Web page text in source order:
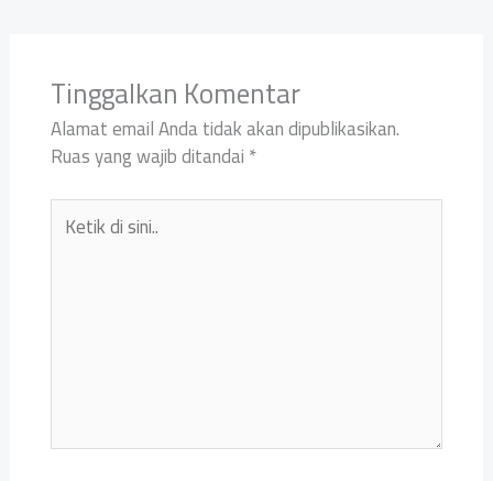
Tinggalkan Komentar
Alamat email Anda tidak akan dipublikasikan.
Ruas yang wajib ditandai*
Ketik